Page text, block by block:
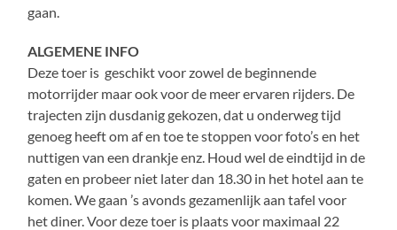
gaan.
ALGEMENE INFO
Deze toer is geschikt voor zowel de beginnende
motorrijder maar ook voor de meer ervaren rijders. De
trajecten zijn dusdanig gekozen, dat u onderweg tijd
genoeg heeft om af en toe te stoppen voor foto’s en het
nuttigen van een drankje enz. Houd wel de eindtijd in de
gaten en probeer niet later dan 18.30 in het hotel aan te
komen. We gaan ’s avonds gezamenlijk aan tafel voor
het diner. Voor deze toer is plaats voor maximaal 22